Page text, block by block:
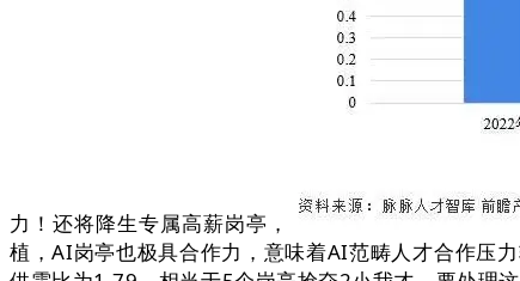
力！还将降生专属高薪岗亭，
植，AI岗亭也极具合作力，意味着AI范畴人才合作压